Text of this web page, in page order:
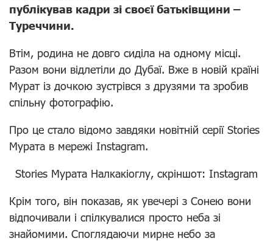
публікував кадри зі своєї батьківщини –
Туреччини.
Втім, родина не довго сиділа на одному місці.
Разом вони відлетіли до Дубаї. Вже в новій країні
Мурат із дочкою зустрівся з друзями та зробив
спільну фотографію.
Про це стало відомо завдяки новітній серії Stories
Мурата в мережі Instagram.
Stories Мурата Налкакіоглу, скріншот: Instagram
Крім того, він показав, як увечері з Сонею вони
відпочивали і спілкувалися просто неба зі
знайомими. Споглядаючи мирне небо за